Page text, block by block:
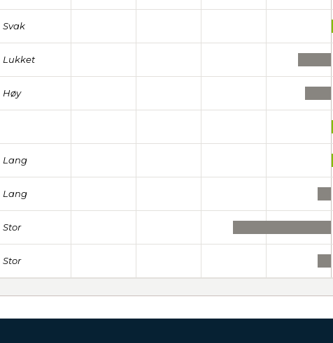
Svak
Lukket
Høy
Lang
Lang
Stor
Stor